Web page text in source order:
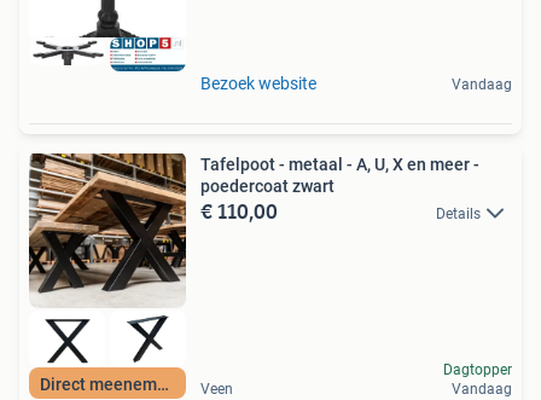
Bezoek website Vandaag
Direct meenemen
Tafelpoot - metaal - A, U, X en meer -
poedercoat zwart
€ 110,00 Details
Veen
Dagtopper
Vandaag